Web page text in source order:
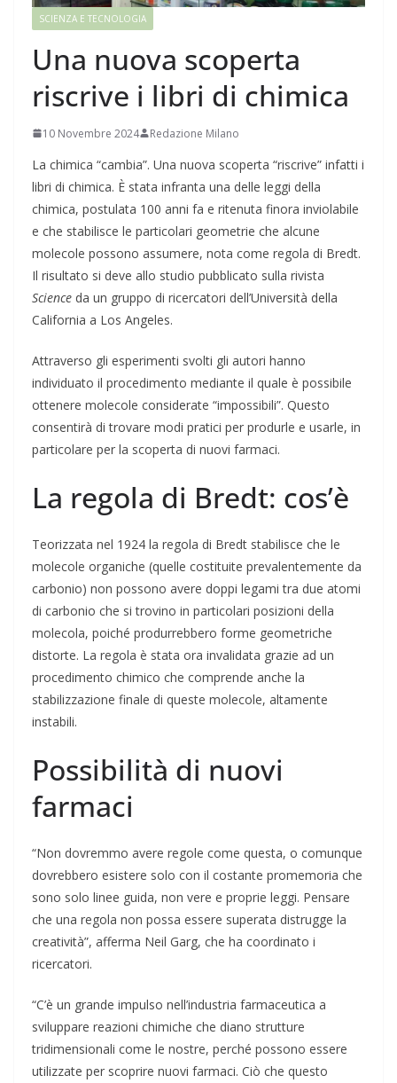
SCIENZA E TECNOLOGIA
Una nuova scoperta
riscrive i libri di chimica
10 Novembre 2024 Redazione Milano
La chimica “cambia”. Una nuova scoperta “riscrive” infatti i
libri di chimica. È stata infranta una delle leggi della
chimica, postulata 100 anni fa e ritenuta finora inviolabile
e che stabilisce le particolari geometrie che alcune
molecole possono assumere, nota come regola di Bredt.
Il risultato si deve allo studio pubblicato sulla rivista
Science da un gruppo di ricercatori dell’Università della
California a Los Angeles.
Attraverso gli esperimenti svolti gli autori hanno
individuato il procedimento mediante il quale è possibile
ottenere molecole considerate “impossibili”. Questo
consentirà di trovare modi pratici per produrle e usarle, in
particolare per la scoperta di nuovi farmaci.
La regola di Bredt: cos’è
Teorizzata nel 1924 la regola di Bredt stabilisce che le
molecole organiche (quelle costituite prevalentemente da
carbonio) non possono avere doppi legami tra due atomi
di carbonio che si trovino in particolari posizioni della
molecola, poiché produrrebbero forme geometriche
distorte. La regola è stata ora invalidata grazie ad un
procedimento chimico che comprende anche la
stabilizzazione finale di queste molecole, altamente
instabili.
Possibilità di nuovi
farmaci
“Non dovremmo avere regole come questa, o comunque
dovrebbero esistere solo con il costante promemoria che
sono solo linee guida, non vere e proprie leggi. Pensare
che una regola non possa essere superata distrugge la
creatività”, afferma Neil Garg, che ha coordinato i
ricercatori.
“C’è un grande impulso nell’industria farmaceutica a
sviluppare reazioni chimiche che diano strutture
tridimensionali come le nostre, perché possono essere
utilizzate per scoprire nuovi farmaci. Ciò che questo